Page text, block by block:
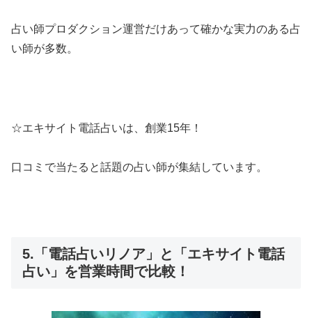
占い師プロダクション運営だけあって確かな実力のある占
い師が多数。
☆エキサイト電話占いは、創業15年！
口コミで当たると話題の占い師が集結しています。
5.「電話占いリノア」と「エキサイト電話
占い」を営業時間で比較！